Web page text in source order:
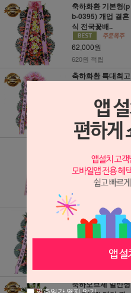
축하화환 기본형(p
b-0395) 개업 결혼
식 전국꽃배..
62,000원
620원 적립
축하화환 특대최고
89,000원
890원 적립
(FR_0058) 개업식
결혼 쌀화환..
84,000원
840원 적립
축하화환 고급형(p
b-0388) 개업식 결
혼 3단 꽃배..
축하오브제 일반형
일주일간 열지 않기